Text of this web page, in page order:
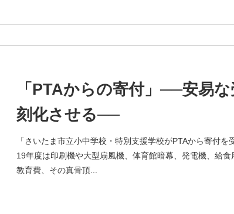
「PTAからの寄付」──安易
刻化させる──
「さいたま市立小中学校・特別支援学校がPTAから寄付
19年度は印刷機や大型扇風機、体育館暗幕、発電機、給
教育費、その真骨頂...